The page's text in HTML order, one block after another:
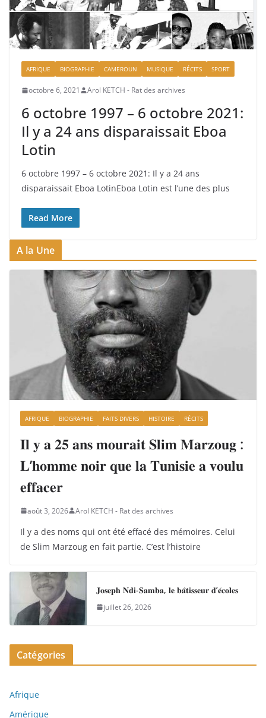
AFRIQUE BIOGRAPHIE CAMEROUN MUSIQUE RÉCITS SPORT
octobre 6, 2021 Arol KETCH - Rat des archives
6 octobre 1997 – 6 octobre 2021:
Il y a 24 ans disparaissait Eboa
Lotin
6 octobre 1997 – 6 octobre 2021: Il y a 24 ans
disparaissait Eboa LotinEboa Lotin est l’une des plus
Read More
A la Une
AFRIQUE BIOGRAPHIE FAITS DIVERS HISTOIRE RÉCITS
𝐈𝐥 𝐲 𝐚 𝟐𝟓 𝐚𝐧𝐬 𝐦𝐨𝐮𝐫𝐚𝐢𝐭 𝐒𝐥𝐢𝐦 𝐌𝐚𝐫𝐳𝐨𝐮𝐠 :
𝐋’𝐡𝐨𝐦𝐦𝐞 𝐧𝐨𝐢𝐫 𝐪𝐮𝐞 𝐥𝐚 𝐓𝐮𝐧𝐢𝐬𝐢𝐞 𝐚 𝐯𝐨𝐮𝐥𝐮
𝐞𝐟𝐟𝐚𝐜𝐞𝐫
août 3, 2026 Arol KETCH - Rat des archives
Il y a des noms qui ont été effacé des mémoires. Celui
de Slim Marzoug en fait partie. C’est l’histoire
𝐉𝐨𝐬𝐞𝐩𝐡 𝐍𝐝𝐢-𝐒𝐚𝐦𝐛𝐚, 𝐥𝐞 𝐛𝐚̂𝐭𝐢𝐬𝐬𝐞𝐮𝐫 𝐝’𝐞́𝐜𝐨𝐥𝐞𝐬
juillet 26, 2026
Catégories
Afrique
Amérique